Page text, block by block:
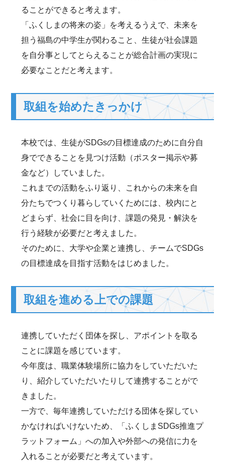
ることができると考えます。
「ふくしまの将来の姿」を考えるうえで、未来を
担う福島の中学生が関わること、生徒が社会課題
を自分事としてとらえることが総合計画の実現に
必要なことだと考えます。
取組を始めたきっかけ
本校では、生徒がSDGsの目標達成のために自分自
身でできることを見つけ活動（ポスター掲示や募
金など）していました。
これまでの活動をふり返り、これからの未来を自
分たちでつくり暮らしていくためには、校内にと
どまらず、社会に目を向け、課題の発見・解決を
行う経験が必要だと考えました。
そのために、大学や企業と連携し、チームでSDGs
の目標達成を目指す活動をはじめました。
取組を進める上での課題
連携していただく団体を探し、アポイントを取る
ことに課題を感じています。
今年度は、職業体験場所に協力をしていただいた
り、紹介していただいたりして連携することがで
きました。
一方で、毎年連携していただける団体を探してい
かなければいけないため、「ふくしまSDGs推進プ
ラットフォーム」への加入や外部への発信に力を
入れることが必要だと考えています。